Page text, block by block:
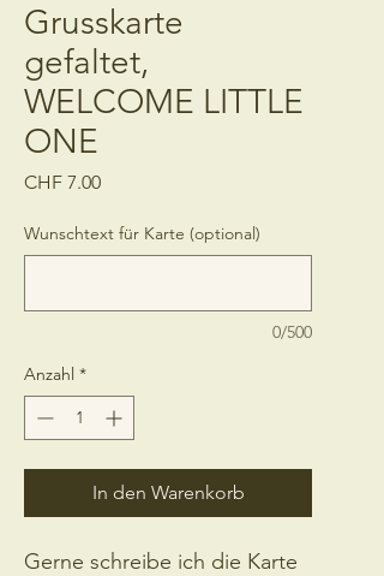
Grusskarte
gefaltet,
WELCOME LITTLE
ONE
CHF 7.00Preis
Wunschtext für Karte (optional)
0/500
Anzahl *
In den Warenkorb
Gerne schreibe ich die Karte